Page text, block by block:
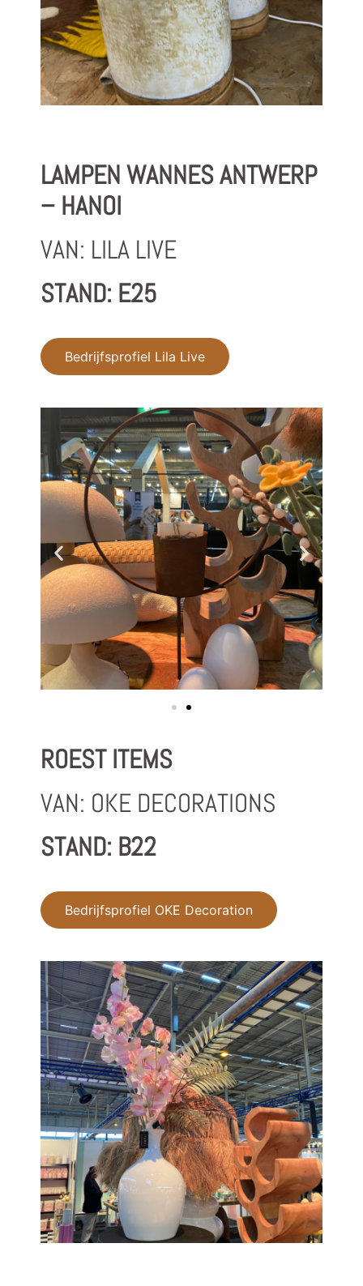
LAMPEN WANNES ANTWERP
– HANOI
VAN: LILA LIVE
STAND: E25
Bedrijfsprofiel Lila Live
ROEST ITEMS
VAN: OKE DECORATIONS
STAND: B22
Bedrijfsprofiel OKE Decoration